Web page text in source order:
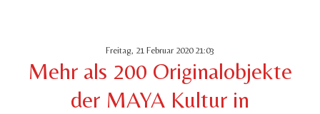
Freitag, 21 Februar 2020 21:03
Mehr als 200 Originalobjekte
der MAYA Kultur in